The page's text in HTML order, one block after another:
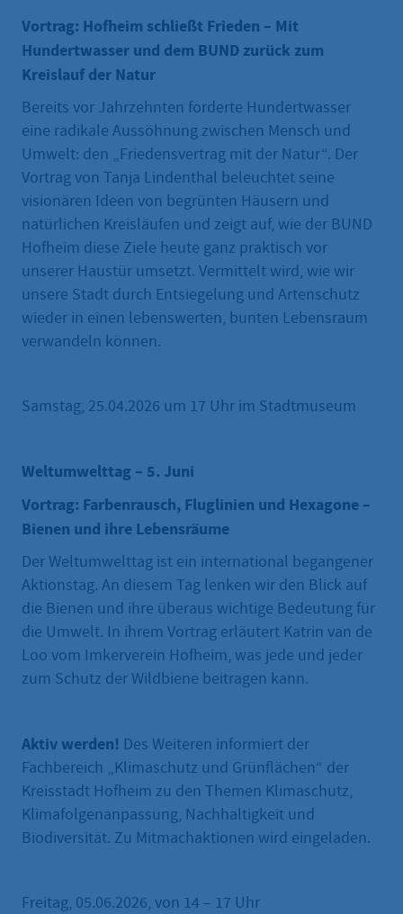
Vortrag: Hofheim schließt Frieden – Mit
Hundertwasser und dem BUND zurück zum
Kreislauf der Natur
Bereits vor Jahrzehnten forderte Hundertwasser
eine radikale Aussöhnung zwischen Mensch und
Umwelt: den „Friedensvertrag mit der Natur“. Der
Vortrag von Tanja Lindenthal beleuchtet seine
visionären Ideen von begrünten Häusern und
natürlichen Kreisläufen und zeigt auf, wie der BUND
Hofheim diese Ziele heute ganz praktisch vor
unserer Haustür umsetzt. Vermittelt wird, wie wir
unsere Stadt durch Entsiegelung und Artenschutz
wieder in einen lebenswerten, bunten Lebensraum
verwandeln können.
Samstag, 25.04.2026 um 17 Uhr im Stadtmuseum
Weltumwelttag – 5. Juni
Vortrag: Farbenrausch, Fluglinien und Hexagone –
Bienen und ihre Lebensräume
Der Weltumwelttag ist ein international begangener
Aktionstag. An diesem Tag lenken wir den Blick auf
die Bienen und ihre überaus wichtige Bedeutung für
die Umwelt. In ihrem Vortrag erläutert Katrin van de
Loo vom Imkerverein Hofheim, was jede und jeder
zum Schutz der Wildbiene beitragen kann.
Aktiv werden! Des Weiteren informiert der
Fachbereich „Klimaschutz und Grünflächen“ der
Kreisstadt Hofheim zu den Themen Klimaschutz,
Klimafolgenanpassung, Nachhaltigkeit und
Biodiversität. Zu Mitmachaktionen wird eingeladen.
Freitag, 05.06.2026, von 14 – 17 Uhr